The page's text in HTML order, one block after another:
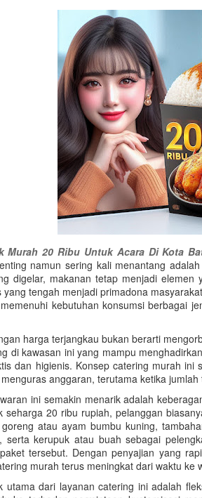
Murah 20 Ribu Untuk Acara Di Kota
namun sering kali menantang
digelar, makanan tetap menjadi
yang tengah menjadi primadona
kebutuhan konsumsi berbagai
harga terjangkau bukan berarti
di kawasan ini yang mampu
dan higienis. Konsep catering murah ini
anggaran, terutama ketika
ini semakin menarik adalah
seharga 20 ribu rupiah, pelanggan
atau ayam bumbu kuning,
serta kerupuk atau buah sebagai
tersebut. Dengan penyajian yang
murah terus meningkat dari waktu ke
utama dari layanan catering ini adalah